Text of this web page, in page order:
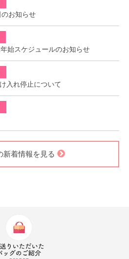
お知らせ
始スケジュールのお知らせ
入れ停止について
新着情報を見る